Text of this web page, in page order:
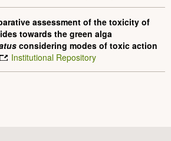
assessment of the toxicity of
towards the green alga
considering modes of toxic action
Institutional Repository